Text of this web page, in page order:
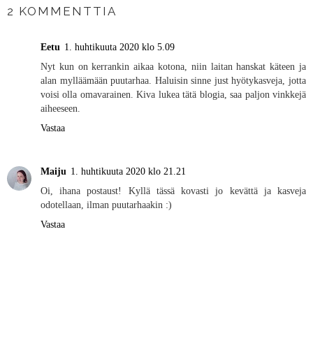
2 KOMMENTTIA
Eetu 1. huhtikuuta 2020 klo 5.09
Nyt kun on kerrankin aikaa kotona, niin laitan hanskat käteen ja
alan mylläämään puutarhaa. Haluisin sinne just hyötykasveja, jotta
voisi olla omavarainen. Kiva lukea tätä blogia, saa paljon vinkkejä
aiheeseen.
Vastaa
Maiju 1. huhtikuuta 2020 klo 21.21
Oi, ihana postaust! Kyllä tässä kovasti jo kevättä ja kasveja
odotellaan, ilman puutarhaakin :)
Vastaa